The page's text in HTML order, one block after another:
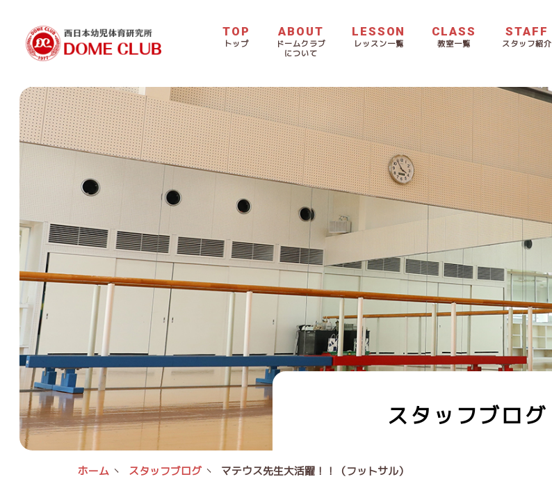
TOP
トップ
ABOUT
ドームクラブ
について
LESSON
レッスン一覧
CLASS
教室一覧
STAFF
スタッフ紹介
スタッフブログ
ホーム スタッフブログ マテウス先生大活躍！！（フットサル）